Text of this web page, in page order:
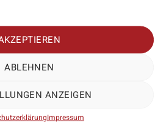
ABLEHNEN
ANZEIGEN
Impressum